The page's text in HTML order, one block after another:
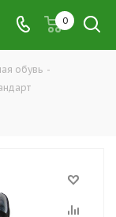
0
обувь -